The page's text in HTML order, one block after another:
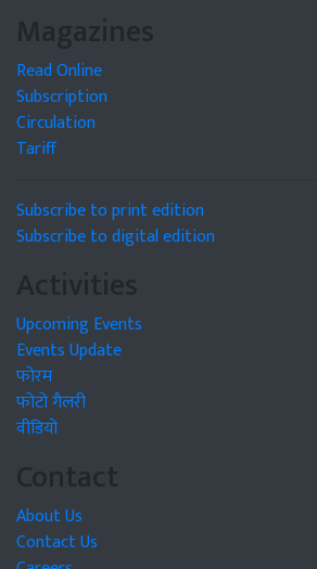
Magazines
Read Online
Subscription
Circulation
Tariff
Subscribe to print edition
Subscribe to digital edition
Activities
Upcoming Events
Events Update
फोरम
फोटो गैलरी
वीडियो
Contact
About Us
Contact Us